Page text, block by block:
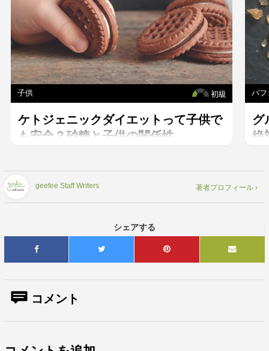
初級
子供
ケトジェニックダイエットって子供で
も安全？砂糖と子供の関係性。
パフ
グ
絶
geefee Staff Writers 著者プロフィール ›
シェアする
コメント